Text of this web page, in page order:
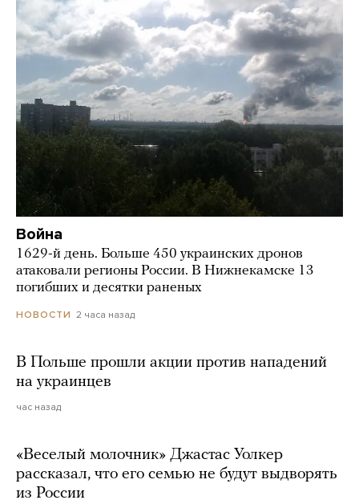
Война
1629-й день. Больше 450 украинских дронов
атаковали регионы России. В Нижнекамске 13
погибших и десятки раненых
НОВОСТИ 2 часа назад
В Польше прошли акции против нападений
на украинцев
час назад
«Веселый молочник» Джастас Уолкер
рассказал, что его семью не будут выдворять
из России